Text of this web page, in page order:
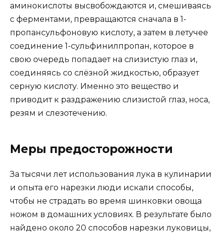
аминокислоты высвобождаются и, смешиваясь
с ферментами, превращаются сначала в 1-
пропансульфоновую кислоту, а затем в летучее
соединение 1-сульфинилпропан, которое в
свою очередь попадает на слизистую глаз и,
соединяясь со слёзной жидкостью, образует
серную кислоту. Именно это вещество и
приводит к раздражению слизистой глаз, носа,
резям и слезотечению.
Меры предосторожности
За тысячи лет использования лука в кулинарии
и опыта его нарезки люди искали способы,
чтобы не страдать во время шинковки овоща
ножом в домашних условиях. В результате было
найдено около 20 способов нарезки луковицы,